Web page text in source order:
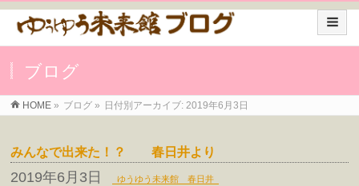
ブログ
HOME » ブログ » 日付別アーカイブ: 2019年6月3日
みんなで出来た！？ 春日井より
2019年6月3日 ゆうゆう未来館 春日井